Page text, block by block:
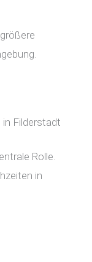
Filderstadt
Rolle.
in